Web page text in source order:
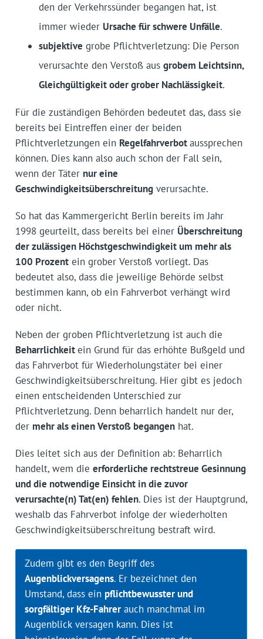
den der Verkehrssünder begangen hat, ist
immer wieder Ursache für schwere Unfälle.
subjektive grobe Pflichtverletzung: Die Person
verursachte den Verstoß aus grobem Leichtsinn,
Gleichgültigkeit oder grober Nachlässigkeit.
Für die zuständigen Behörden bedeutet das, dass sie
bereits bei Eintreffen einer der beiden
Pflichtverletzungen ein Regelfahrverbotaussprechen
können. Dies kann also auch schon der Fall sein,
wenn der Täter nur eine
Geschwindigkeitsüberschreitungverursachte.
So hat das Kammergericht Berlin bereits im Jahr
1998 geurteilt, dass bereits bei einer Überschreitung
der zulässigen Höchstgeschwindigkeit um mehr als
100 Prozentein grober Verstoß vorliegt. Das
bedeutet also, dass die jeweilige Behörde selbst
bestimmen kann, ob ein Fahrverbot verhängt wird
oder nicht.
Neben der groben Pflichtverletzung ist auch die
Beharrlichkeitein Grund für das erhöhte Bußgeld und
das Fahrverbot für Wiederholungstäter bei einer
Geschwindigkeitsüberschreitung. Hier gibt es jedoch
einen entscheidenden Unterschied zur
Pflichtverletzung. Denn beharrlich handelt nur der,
der mehr als einen Verstoß begangenhat.
Dies leitet sich aus der Definition ab: Beharrlich
handelt, wem die erforderliche rechtstreue Gesinnung
und die notwendige Einsicht in die zuvor
verursachte(n) Tat(en) fehlen. Dies ist der Hauptgrund,
weshalb das Fahrverbot infolge der wiederholten
Geschwindigkeitsüberschreitung bestraft wird.
Zudem gibt es den Begriff des
Augenblickversagens. Er bezeichnet den
Umstand, dass ein pflichtbewusster und
sorgfältiger Kfz-Fahrerauch manchmal im
Augenblick versagen kann. Dies ist